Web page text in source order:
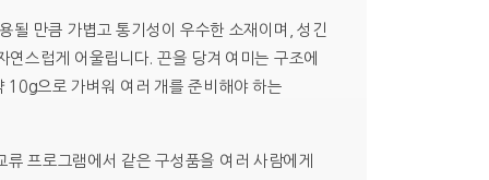
될 만큼 가볍고 통기성이 우수한 소재이며, 성긴
스럽게 어울립니다. 끈을 당겨 여미는 구조에
10g으로 가벼워 여러 개를 준비해야 하는
프로그램에서 같은 구성품을 여러 사람에게